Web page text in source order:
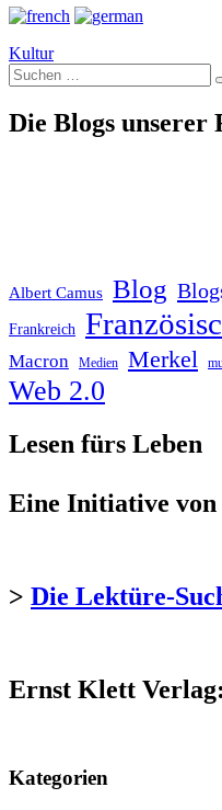
Kultur
Suche
nach:
Die Blogs unserer
Albert Camus Blog
Frankreich
Macron Medien Merkel
Web 2.0
Lesen fürs Leben
Eine Initiative
> Die Lektüre-
Ernst Klett Verlag:
Kategorien